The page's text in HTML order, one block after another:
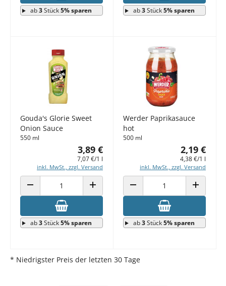
ab3Stück5% sparen ab3Stück5% sparen
Gouda's Glorie Sweet
Onion Sauce
550 ml
3,89 €
7,07 €/1 l
inkl. MwSt., zzgl. Versand
ANZAHL VERRINGERN ANZAHL ERHÖHEN
ab3Stück5% sparen
Werder Paprikasauce
hot
500 ml
2,19 €
4,38 €/1 l
inkl. MwSt., zzgl. Versand
ANZAHL VERRINGERN ANZAHL
ab3Stück5% sparen
* Niedrigster Preis der letzten 30 Tage